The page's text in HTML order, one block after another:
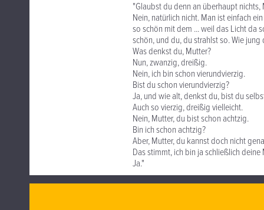
"Glaubst du denn an überhaupt nichts,
Nein, natürlich nicht. Man ist einfach
so schön mit dem ... weil das Licht da
schön, und du, du strahlst so. Wie
Was denkst du, Mutter?
Nun, zwanzig, dreißig.
Nein, ich bin schon vierundvierzig.
Bist du schon vierundvierzig?
Ja, und wie alt, denkst du, bist du
Auch so vierzig, dreißig vielleicht.
Nein, Mutter, du bist schon achtzig.
Bin ich schon achtzig?
Aber, Mutter, du kannst doch nicht
Das stimmt, ich bin ja schließlich deine
Ja."